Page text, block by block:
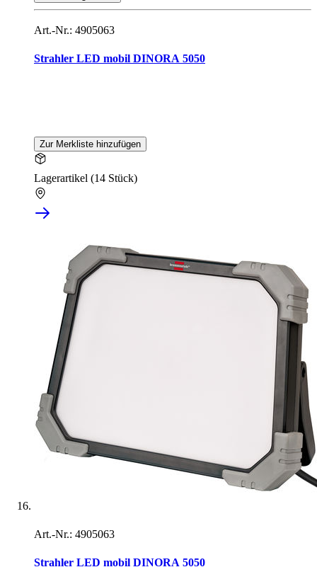
Art.-Nr.: 4905063
Strahler LED mobil DINORA 5050
Zur Merkliste hinzufügen
Lagerartikel (14 Stück)
Art.-Nr.: 4905063
Strahler LED mobil DINORA 5050